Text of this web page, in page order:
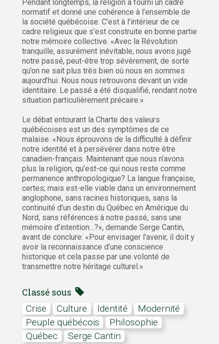
Pendant longtemps, la religion a fourni un cadre
normatif et donné une cohérence à l’ensemble de
la société québécoise. C’est à l’intérieur de ce
cadre religieux que s’est construite en bonne partie
notre mémoire collective. «Avec la Révolution
tranquille, assurément inévitable, nous avons jugé
notre passé, peut-être trop sévèrement, de sorte
qu’on ne sait plus très bien où nous en sommes
aujourd’hui. Nous nous retrouvons devant un vide
identitaire. Le passé a été disqualifié, rendant notre
situation particulièrement précaire.»
Le débat entourant la Charte des valeurs
québécoises est un des symptômes de ce
malaise. «Nous éprouvons de la difficulté à définir
notre identité et à persévérer dans notre être
canadien-français. Maintenant que nous n’avons
plus la religion, qu’est-ce qui nous reste comme
permanence anthropologique? La langue française,
certes; mais est-elle viable dans un environnement
anglophone, sans racines historiques, sans la
continuité d’un destin du Québec en Amérique du
Nord, sans références à notre passé, sans une
mémoire d’intention…?», demande Serge Cantin,
avant de conclure: «Pour envisager l’avenir, il doit y
avoir la reconnaissance d’une conscience
historique et cela passe par une volonté de
transmettre notre héritage culturel.»
Classé sous
Crise Culture identité
Modernité
peuple québécois
philosophie
Québec
Serge Cantin